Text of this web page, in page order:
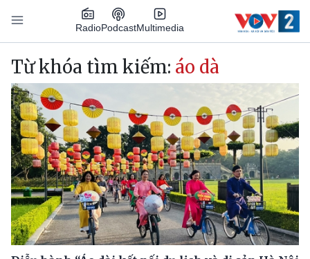
Nhảy đến nội dung
RadioPodcastMultimedia
Main navigation
Từ khóa tìm kiếm: áo dà